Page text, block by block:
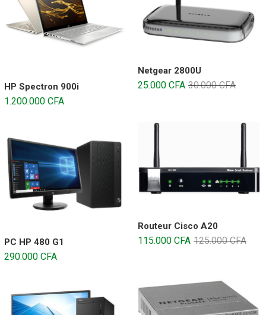
HP Spectron 900i
1.200.000 CFA
PC HP 480 G1
290.000 CFA
Netgear 2800U
30.000CFA
25.000 CFA
Routeur Cisco A20
125.000CFA
115.000 CFA